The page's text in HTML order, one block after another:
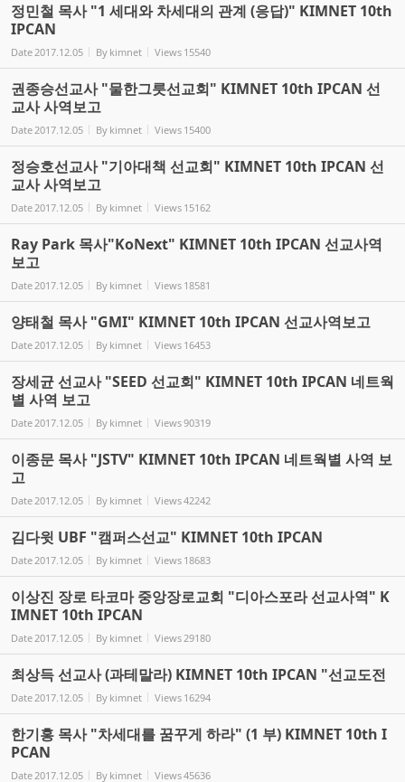
정민철 목사 "1 세대와 차세대의 관계 (응답)" KIMNET 10th
IPCAN
Date2017.12.05 By kimnet Views 15540
권종승선교사 "물한그릇선교회" KIMNET 10th IPCAN 선
교사 사역보고
Date2017.12.05 By kimnet Views 15400
정승호선교사 "기아대책 선교회" KIMNET 10th IPCAN 선
교사 사역보고
Date2017.12.05 By kimnet Views 15162
Ray Park 목사"KoNext" KIMNET 10th IPCAN 선교사역
보고
Date2017.12.05 By kimnet Views 18581
양태철 목사 "GMI" KIMNET 10th IPCAN 선교사역보고
Date2017.12.05 By kimnet Views 16453
장세균 선교사 "SEED 선교회" KIMNET 10th IPCAN 네트웍
별 사역 보고
Date2017.12.05 By kimnet Views90319
이종문 목사 "JSTV" KIMNET 10th IPCAN 네트웍별 사역 보
고
Date2017.12.05 By kimnet Views42242
김다윗 UBF "캠퍼스선교" KIMNET 10th IPCAN
Date2017.12.05 By kimnet Views 18683
이상진 장로 타코마 중앙장로교회 "디아스포라 선교사역" K
IMNET 10th IPCAN
Date2017.12.05 By kimnet Views29180
최상득 선교사 (과테말라) KIMNET 10th IPCAN "선교도전
Date2017.12.05 By kimnet Views 16294
한기홍 목사 "차세대를 꿈꾸게 하라" (1 부) KIMNET 10th I
PCAN
Date2017.12.05 By kimnet Views45636